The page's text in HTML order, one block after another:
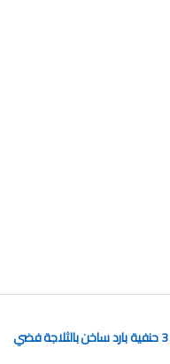
برچن مبرد مياه 3 حنفية بارد ساخن بالثلاجة فضي